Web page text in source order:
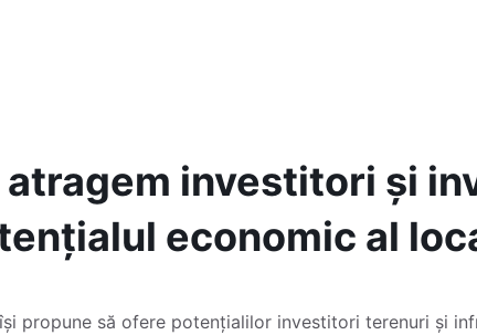
atragem investitori și
economic al
propune să ofere potențialilor investitori terenuri și